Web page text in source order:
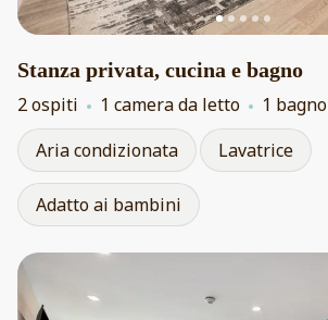
Stanza privata, cucina e bagno
2 ospiti
1 camera da letto
1 bagno
Aria condizionata
Lavatrice
Adatto ai bambini